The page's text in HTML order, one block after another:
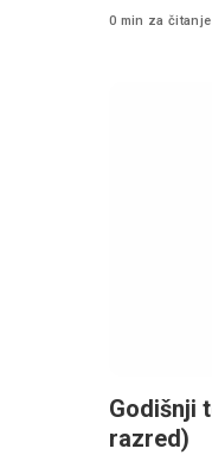
0 min za čitanje
Godišnji
razred)